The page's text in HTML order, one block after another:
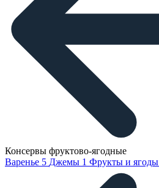
Консервы фруктово-ягодные
Варенье 5 Джемы 1 Фрукты и ягоды